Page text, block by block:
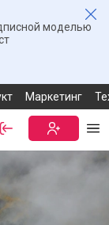
моделью
Маркетинг
Войти